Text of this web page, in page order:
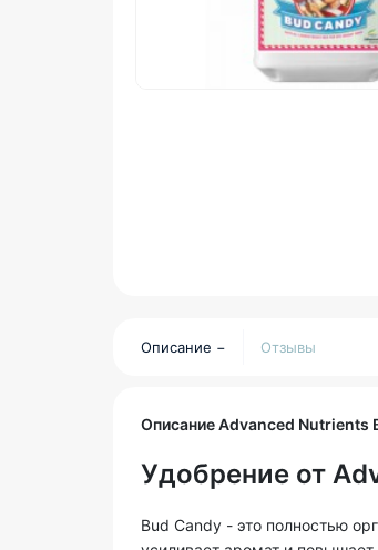
Описание Отзывы
Описание Advanced Nutrients
Удобрение от
Bud Candy - это полностью